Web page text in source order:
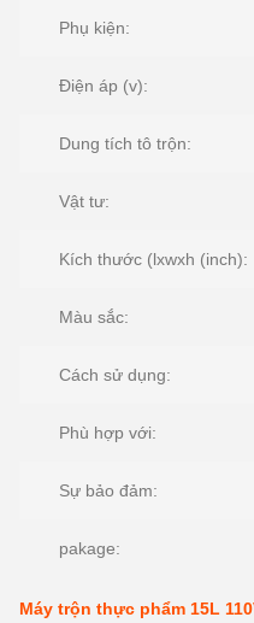
Phụ kiện:
Điện áp (v):
Dung tích tô trộn:
Vật tư:
Kích thước (lxwxh (inch):
Màu sắc:
Cách sử dụng:
Phù hợp với:
Sự bảo đảm:
pakage:
Máy trộn thực phẩm 15L